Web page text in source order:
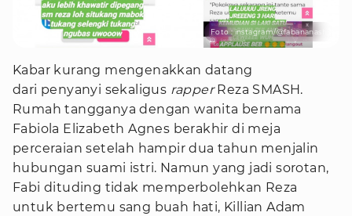
Foto : instagram/@fabananash
Kabar kurang mengenakkan datang
dari penyanyi sekaligus rapperReza SMASH.
Rumah tangganya dengan wanita bernama
Fabiola Elizabeth Agnes berakhir di meja
perceraian setelah hampir dua tahun menjalin
hubungan suami istri. Namun yang jadi sorotan,
Fabi dituding tidak memperbolehkan Reza
untuk bertemu sang buah hati, Killian Adam